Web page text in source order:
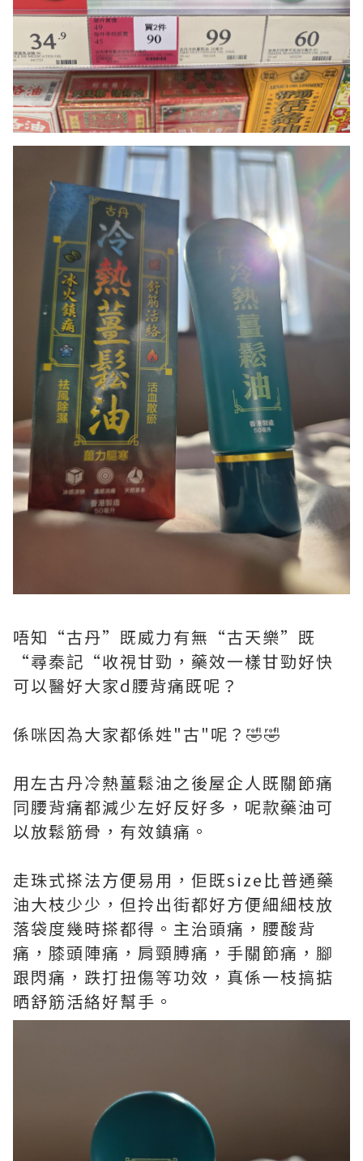
唔知“古丹”既威力有無“古天樂”既
“尋秦記“收視甘勁，藥效一樣甘勁好快
可以醫好大家d腰背痛既呢？
係咪因為大家都係姓"古"呢？🤣🤣
用左古丹冷熱薑鬆油之後屋企人既關節痛
同腰背痛都減少左好反好多，呢款藥油可
以放鬆筋骨，有效鎮痛。
走珠式搽法方便易用，佢既size比普通藥
油大枝少少，但拎出街都好方便細細枝放
落袋度幾時搽都得。主治頭痛，腰酸背
痛，膝頭陣痛，肩頸膊痛，手關節痛，腳
跟閃痛，跌打扭傷等功效，真係一枝搞掂
晒舒筋活絡好幫手。